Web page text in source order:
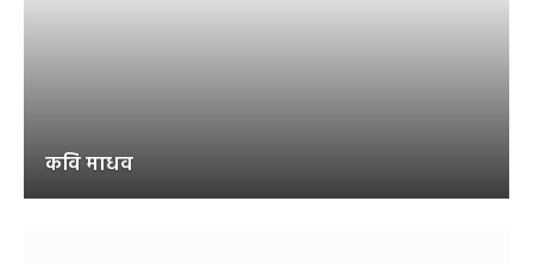
कवि माधव